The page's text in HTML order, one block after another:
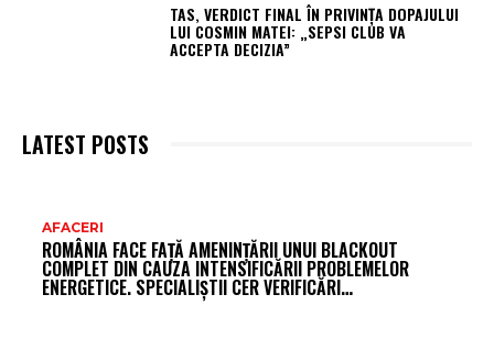
TAS, VERDICT FINAL ÎN PRIVINȚA DOPAJULUI
LUI COSMIN MATEI: „SEPSI CLUB VA
ACCEPTA DECIZIA”
LATEST POSTS
AFACERI
ROMÂNIA FACE FAȚĂ AMENINȚĂRII UNUI BLACKOUT
COMPLET DIN CAUZA INTENSIFICĂRII PROBLEMELOR
ENERGETICE. SPECIALIȘTII CER VERIFICĂRI…